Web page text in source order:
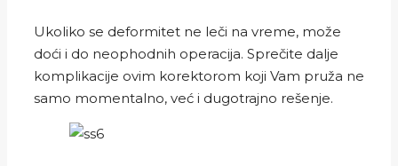
Ukoliko se deformitet ne leči na vreme, može
doći i do neophodnih operacija. Sprečite dalje
komplikacije ovim korektorom koji Vam pruža ne
samo momentalno, već i dugotrajno rešenje.